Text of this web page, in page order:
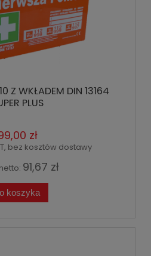
Z WKŁADEM DIN 13164
PLUS
zł
bez kosztów dostawy
91,67 zł
koszyka